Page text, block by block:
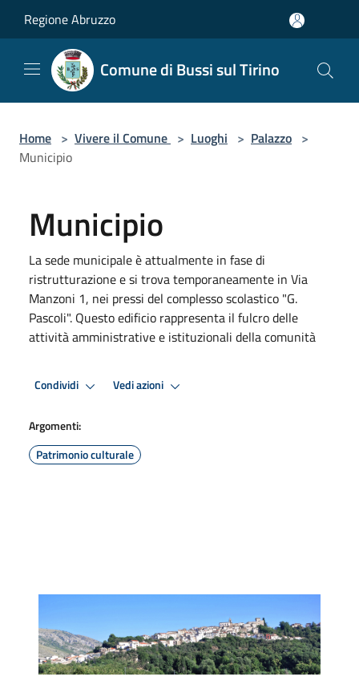
Regione Abruzzo
Comune di Bussi sul Tirino
Home > Vivere il Comune > Luoghi > Palazzo >
Municipio
Municipio
La sede municipale è attualmente in fase di
ristrutturazione e si trova temporaneamente in Via
Manzoni 1, nei pressi del complesso scolastico "G.
Pascoli". Questo edificio rappresenta il fulcro delle
attività amministrative e istituzionali della comunità
Condividi Vedi azioni
Argomenti:
Patrimonio culturale